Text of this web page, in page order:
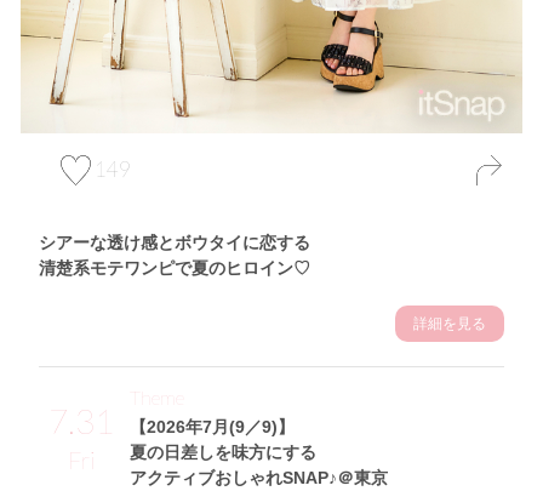
149
シアーな透け感とボウタイに恋する
清楚系モテワンピで夏のヒロイン♡
詳細を見る
7.31
Fri
【2026年7月(9／9)】
夏の日差しを味方にする
アクティブおしゃれSNAP♪＠東京
Theme